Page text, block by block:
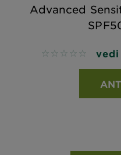
Advanced
No reviews